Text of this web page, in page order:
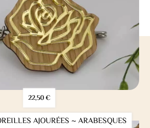
22,50€
AJOURÉES ~ ARABESQUES